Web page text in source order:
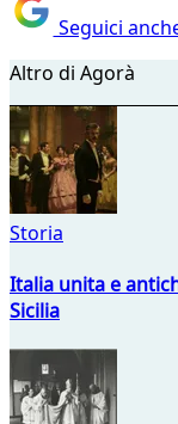
Seguici
Altro di Agorà
Storia
Italia unita e
Sicilia